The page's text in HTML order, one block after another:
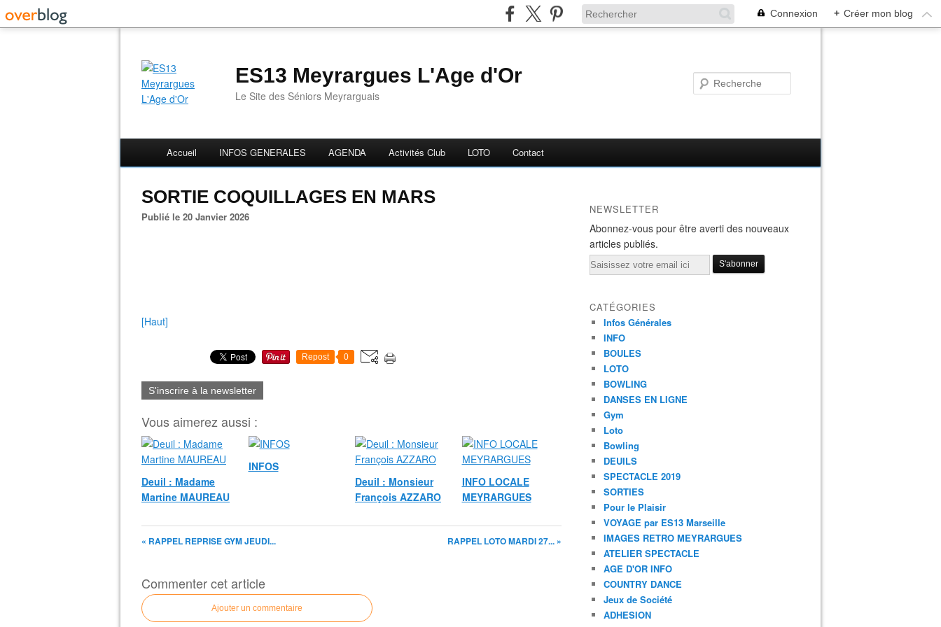
Connexion + Créer mon blog
ES13 Meyrargues L'Age d'Or
Le Site des Séniors Meyrarguais
Accueil INFOS GENERALES AGENDA Activités Club LOTO Contact
SORTIE COQUILLAGES EN MARS
Publié le 20 Janvier 2026
[Haut]
Repost 0
S'inscrire à la newsletter
Vous aimerez aussi :
Deuil : Madame
Martine MAUREAU
INFOS
Deuil : Monsieur
François AZZARO
INFO LOCALE
MEYRARGUES
« RAPPEL REPRISE GYM JEUDI... RAPPEL LOTO MARDI 27... »
Commenter cet article
Ajouter un commentaire
NEWSLETTER
Abonnez-vous pour être averti des nouveaux
articles publiés.
Email
CATÉGORIES
Infos Générales
INFO
BOULES
LOTO
BOWLING
DANSES EN LIGNE
Gym
Loto
Bowling
DEUILS
SPECTACLE 2019
SORTIES
Pour le Plaisir
VOYAGE par ES13 Marseille
IMAGES RETRO MEYRARGUES
ATELIER SPECTACLE
AGE D'OR INFO
COUNTRY DANCE
Jeux de Société
ADHESION